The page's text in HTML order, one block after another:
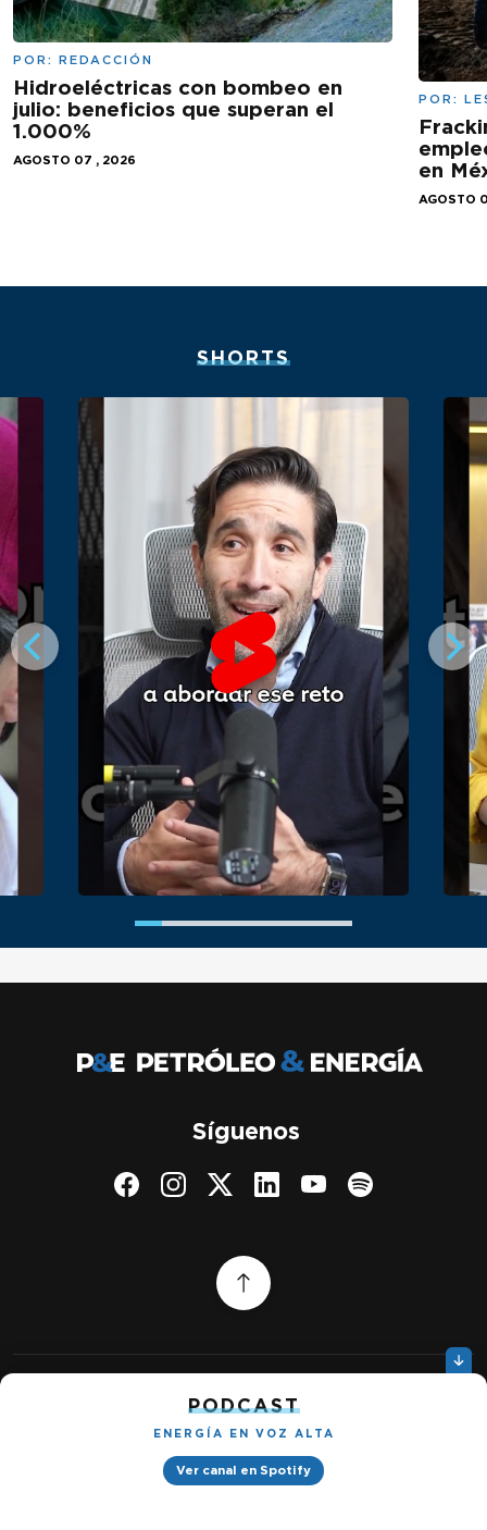
POR: REDACCIÓN
Hidroeléctricas con bombeo en
julio: beneficios que superan el
1.000%
AGOSTO 07 , 2026
POR:
en
AGOSTO
SHORTS
PODCAST
ENERGÍA EN VOZ ALTA
Ver canal en Spotify
Síguenos
Política de privacidad
Petróleo & Energía © 2026